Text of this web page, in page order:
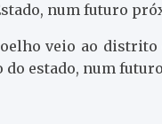
num futuro
veio ao
do estado, num